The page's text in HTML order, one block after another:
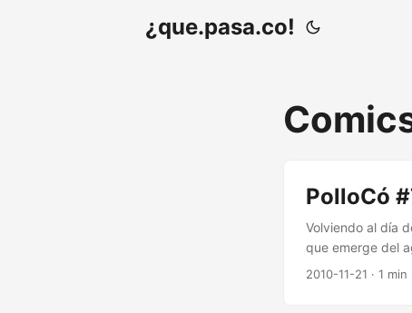
¿que.pasa.co!
PolloCó
Volviendo al día
que emerge del
Qué.pasa.co!
2010-11-21 · 1